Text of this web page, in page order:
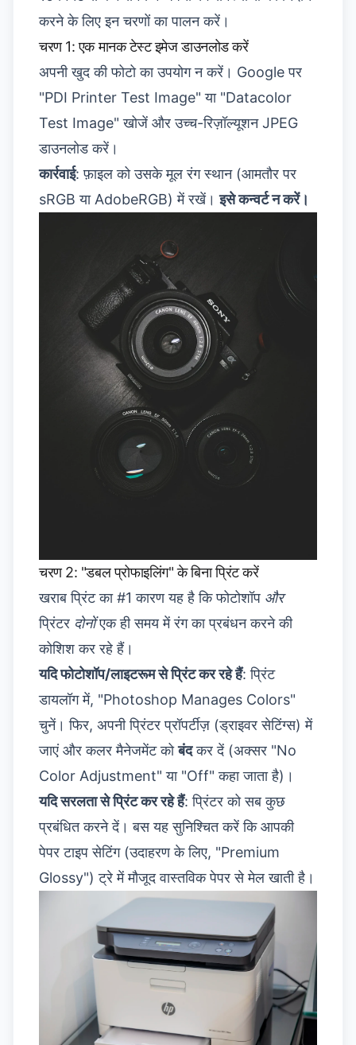
करने के लिए इन चरणों का पालन करें।
चरण 1: एक मानक टेस्ट इमेज डाउनलोड करें
अपनी खुद की फोटो का उपयोग न करें। Google पर
"PDI Printer Test Image" या "Datacolor
Test Image" खोजें और उच्च-रिज़ॉल्यूशन JPEG
डाउनलोड करें।
कार्रवाई: फ़ाइल को उसके मूल रंग स्थान (आमतौर पर
sRGB या AdobeRGB) में रखें।इसे कन्वर्ट न करें।
चरण 2: "डबल प्रोफाइलिंग" के बिना प्रिंट करें
खराब प्रिंट का #1 कारण यह है कि फोटोशॉप और
प्रिंटर दोनोंएक ही समय में रंग का प्रबंधन करने की
कोशिश कर रहे हैं।
यदि फोटोशॉप/लाइटरूम से प्रिंट कर रहे हैं: प्रिंट
डायलॉग में, "Photoshop Manages Colors"
चुनें। फिर, अपनी प्रिंटर प्रॉपर्टीज़ (ड्राइवर सेटिंग्स) में
जाएं और कलर मैनेजमेंट कोबंदकर दें (अक्सर "No
Color Adjustment" या "Off" कहा जाता है)।
यदि सरलता से प्रिंट कर रहे हैं: प्रिंटर को सब कुछ
प्रबंधित करने दें। बस यह सुनिश्चित करें कि आपकी
पेपर टाइप सेटिंग (उदाहरण के लिए, "Premium
Glossy") ट्रे में मौजूद वास्तविक पेपर से मेल खाती है।